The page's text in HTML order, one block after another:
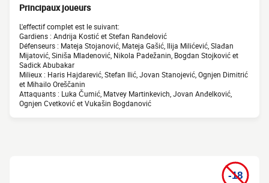
Principaux joueurs
L'effectif complet est le suivant:
Gardiens : Andrija Kostić et Stefan Ranđelović
Défenseurs : Mateja Stojanović, Mateja Gašić, Ilija Milićević, Slađan
Mijatović, Siniša Mladenović, Nikola Padežanin, Bogdan Stojković et
Sadick Abubakar
Milieux : Haris Hajdarević, Stefan Ilić, Jovan Stanojević, Ognjen Dimitrić
et Mihailo Oreščanin
Attaquants : Luka Čumić, Matvey Martinkevich, Jovan Anđelković,
Ognjen Cvetković et Vukašin Bogdanović